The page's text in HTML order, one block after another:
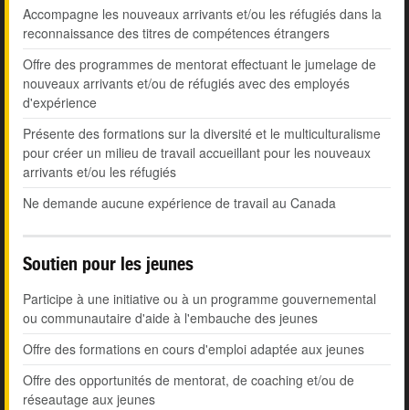
Accompagne les nouveaux arrivants et/ou les réfugiés dans la
reconnaissance des titres de compétences étrangers
Offre des programmes de mentorat effectuant le jumelage de
nouveaux arrivants et/ou de réfugiés avec des employés
d'expérience
Présente des formations sur la diversité et le multiculturalisme
pour créer un milieu de travail accueillant pour les nouveaux
arrivants et/ou les réfugiés
Ne demande aucune expérience de travail au Canada
Soutien pour les jeunes
Participe à une initiative ou à un programme gouvernemental
ou communautaire d'aide à l'embauche des jeunes
Offre des formations en cours d'emploi adaptée aux jeunes
Offre des opportunités de mentorat, de coaching et/ou de
réseautage aux jeunes